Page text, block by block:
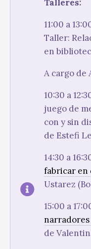
Talleres:
11:00 a
Taller:
en
A cargo de
10:30 a
juego de
con y sin
de Estefi
14:30 a
fabricar en
Ustarez
15:00 a
narradores
de